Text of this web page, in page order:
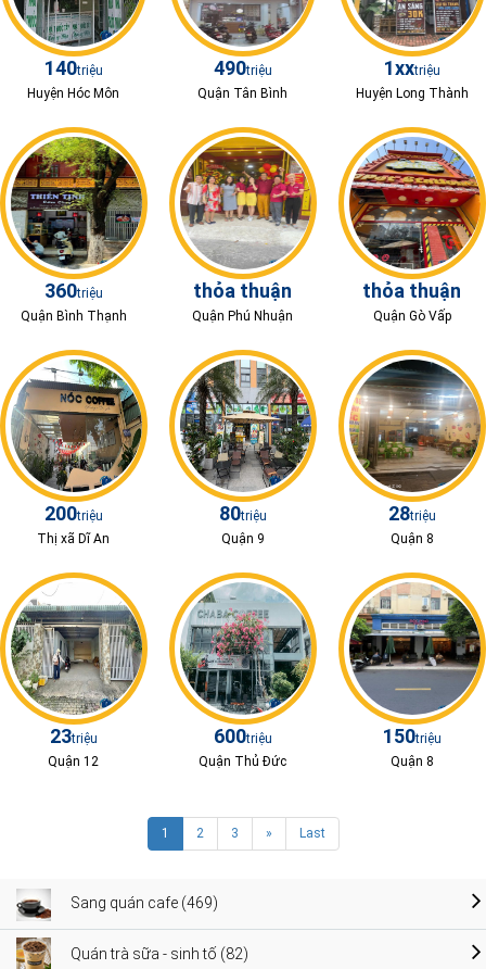
140triệu
Huyện Hóc Môn
490triệu
Quận Tân Bình
1xxtriệu
Huyện Long Thành
360triệu
Quận Bình Thạnh
thỏa thuận
Quận Phú Nhuận
thỏa thuận
Quận Gò Vấp
200triệu
Thị xã Dĩ An
80triệu
Quận 9
28triệu
Quận 8
23triệu
Quận 12
600triệu
Quận Thủ Đức
150triệu
Quận 8
1 2 3 » Last
Sang quán cafe (469)
Quán trà sữa - sinh tố (82)